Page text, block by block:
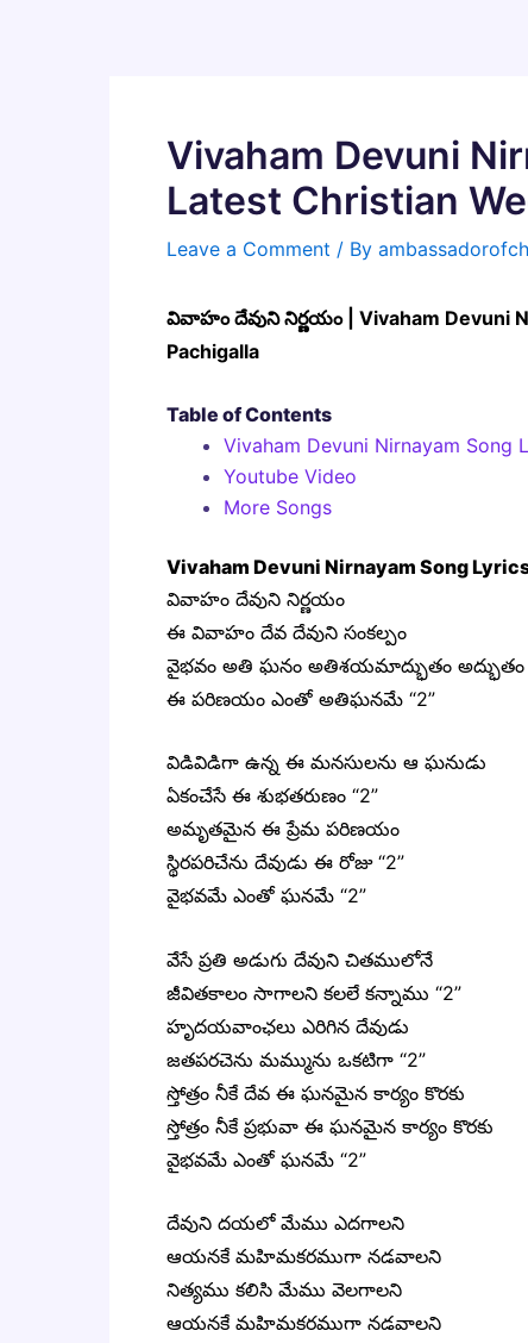
Vivaham Devuni
Latest Christian
Leave a Comment / By
వివాహం దేవుని నిర్ణయం | Vivaham Devuni
Pachigalla
Table of Contents
Vivaham Devuni Nirnayam Song
Youtube Video
More Songs
Vivaham Devuni Nirnayam Song
వివాహం దేవుని నిర్ణయం
ఈ వివాహం దేవ దేవుని సంకల్పం
వైభవం అతి ఘనం అతిశయమాద్భుతం అద్భుతం
ఈ పరిణయం ఎంతో అతిఘనమే “2”
విడివిడిగా ఉన్న ఈ మనసులను ఆ ఘనుడు
ఏకంచేసే ఈ శుభతరుణం “2”
అమృతమైన ఈ ప్రేమ పరిణయం
స్థిరపరిచేను దేవుడు ఈ రోజు “2”
వైభవమే ఎంతో ఘనమే “2”
వేసే ప్రతి అడుగు దేవుని చితములోనే
జీవితకాలం సాగాలని కలలే కన్నాము “2”
హృదయవాంఛలు ఎరిగిన దేవుడు
జతపరచెను మమ్మును ఒకటిగా “2”
స్తోత్రం నీకే దేవ ఈ ఘనమైన కార్యం కొరకు
స్తోత్రం నీకే ప్రభువా ఈ ఘనమైన కార్యం కొరకు
వైభవమే ఎంతో ఘనమే “2”
దేవుని దయలో మేము ఎదగాలని
ఆయనకే మహిమకరముగా నడవాలని
నిత్యము కలిసి మేము వెలగాలని
ఆయనకే మహిమకరముగా నడవాలని